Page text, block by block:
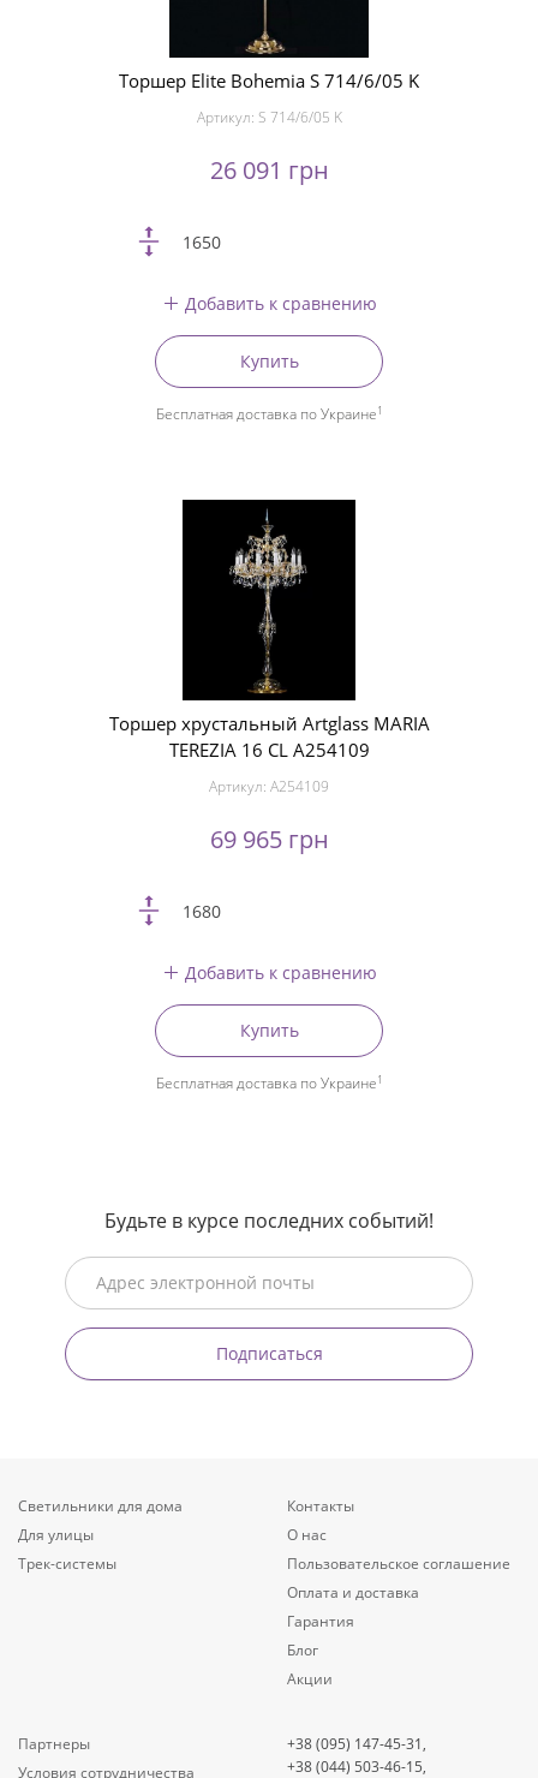
Торшер Elite Bohemia S 714/6/05 K
Артикул: S 714/6/05 K
26 091 грн
1650
Добавить к сравнению
Купить
Бесплатная доставка по Украине1
Торшер хрустальный Artglass MARIA
TEREZIA 16 CL A254109
Артикул: A254109
69 965 грн
1680
Добавить к сравнению
Купить
Бесплатная доставка по Украине1
Будьте в курсе последних событий!
Подписаться
Светильники для дома
Для улицы
Трек-системы
Контакты
О нас
Пользовательское соглашение
Оплата и доставка
Гарантия
Блог
Акции
Партнеры
Условия сотрудничества
+38 (095) 147-45-31,
+38 (044) 503-46-15,